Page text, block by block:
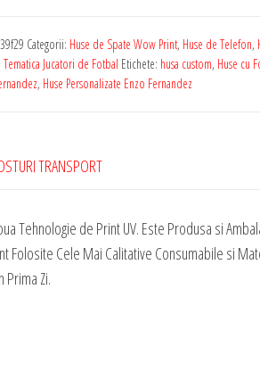
Categorii: Huse de Spate Wow Print, Huse de Telefon,
Tematica Jucatori de Fotbal Etichete: husa custom, Huse cu
, Huse Personalizate Enzo Fernandez
TRANSPORT
Tehnologie de Print UV. Este Produsa si
Folosite Cele Mai Calitative Consumabile si
Zi.